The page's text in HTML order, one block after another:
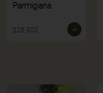
Parmigiana
$26.900